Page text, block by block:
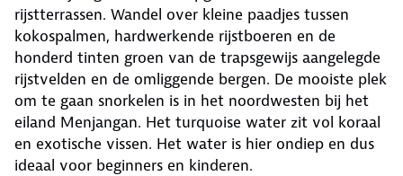
rijstterrassen. Wandel over kleine paadjes tussen
kokospalmen, hardwerkende rijstboeren en de
honderd tinten groen van de trapsgewijs aangelegde
rijstvelden en de omliggende bergen. De mooiste plek
om te gaan snorkelen is in het noordwesten bij het
eiland Menjangan. Het turquoise water zit vol koraal
en exotische vissen. Het water is hier ondiep en dus
ideaal voor beginners en kinderen.